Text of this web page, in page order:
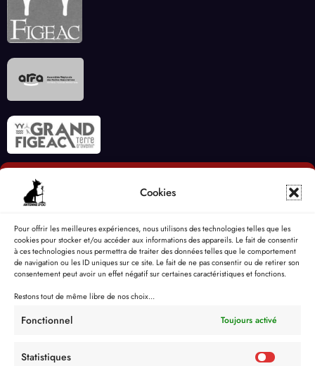
Cookies
Pour offrir les meilleures expériences, nous utilisons des technologies telles que les
cookies pour stocker et/ou accéder aux informations des appareils. Le fait de consentir
à ces technologies nous permettra de traiter des données telles que le comportement
de navigation ou les ID uniques sur ce site. Le fait de ne pas consentir ou de retirer son
consentement peut avoir un effet négatif sur certaines caractéristiques et fonctions.
Restons tout de même libre de nos choix...
Fonctionnel Toujours activé
Statistiques